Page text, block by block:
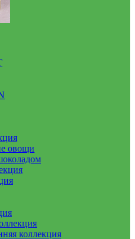
овощи
коллекция